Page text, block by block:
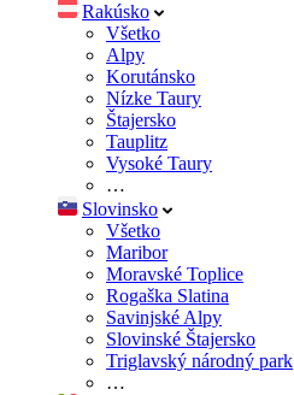
Rakúsko
Všetko
Alpy
Korutánsko
Nízke Taury
Štajersko
Tauplitz
Vysoké Taury
…
Slovinsko
Všetko
Maribor
Moravské Toplice
Rogaška Slatina
Savinjské Alpy
Slovinské Štajersko
Triglavský národný park
…